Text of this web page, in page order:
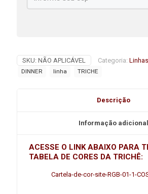
SKU: NÃO APLICÁVEL Categoria:
DINNER linha TRICHE
Descrição
Informação adicional
ACESSE O LINK ABAIXO PARA
TABELA DE CORES DA TRICHÊ:
Cartela-de-cor-site-RGB-01-1-